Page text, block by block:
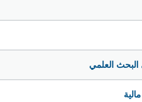
البحث العلمي